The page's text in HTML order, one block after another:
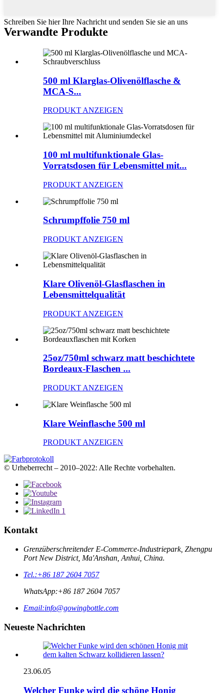
Schreiben Sie hier Ihre Nachricht und senden Sie sie an uns
Verwandte Produkte
500 ml Klarglas-Olivenölflasche &
MCA-S...
PRODUKT ANZEIGEN
100 ml multifunktionale Glas-
Vorratsdosen für Lebensmittel mit...
PRODUKT ANZEIGEN
Schrumpffolie 750 ml
PRODUKT ANZEIGEN
Klare Olivenöl-Glasflaschen in
Lebensmittelqualität
PRODUKT ANZEIGEN
25oz/750ml schwarz matt beschichtete
Bordeaux-Flaschen ...
PRODUKT ANZEIGEN
Klare Weinflasche 500 ml
PRODUKT ANZEIGEN
© Urheberrecht – 2010–2022: Alle Rechte vorbehalten.
Kontakt
Grenzüberschreitender E-Commerce-Industriepark, Zhengpu
Port New District, Ma'Anshan, Anhui, China.
Tel.:+86 187 2604 7057
WhatsApp:+86 187 2604 7057
Email:info@gowingbottle.com
Neueste Nachrichten
23.06.05
Welcher Funke wird die schöne Honig